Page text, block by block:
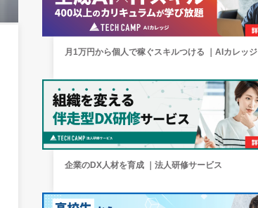
月1万円から個人で稼ぐスキルつける ｜AIカレッジ
企業のDX人材を育成 ｜法人研修サービス